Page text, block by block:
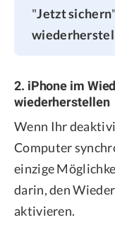
"Jetzt sichern
2. iPhone im
wiederherstellen
Wenn Ihr
Computer
einzige
darin, den
aktivieren.